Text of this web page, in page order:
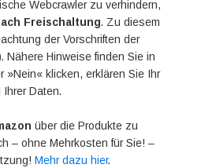
Webcrawler zu verhindern,
Freischaltung. Zu diesem
der Vorschriften der
Hinweise finden Sie in
»Nein« klicken, erklären Sie Ihr
Daten.
über die Produkte zu
– ohne Mehrkosten für Sie! –
Mehr dazu hier.